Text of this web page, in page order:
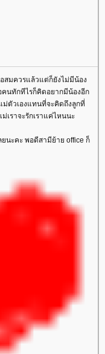
สมควรแล้วแต่ก็ยังไม่มีน้อง
นทักทีไรก็คิดอยากมีน้องอีก
ตัวเองแทนที่จะคิดถึงลูกที่
ราจะรักเราแค่ไหนนะ
นะคะ พอดีสามีย้าย office ก็